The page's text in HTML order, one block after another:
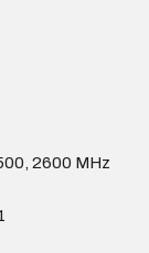
2600 MHz